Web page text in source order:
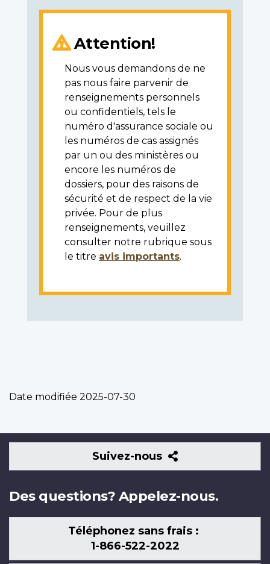
Attention!
Nous vous demandons de ne
pas nous faire parvenir de
renseignements personnels
ou confidentiels, tels le
numéro d'assurance sociale ou
les numéros de cas assignés
par un ou des ministères ou
encore les numéros de
dossiers, pour des raisons de
sécurité et de respect de la vie
privée. Pour de plus
renseignements, veuillez
consulter notre rubrique sous
le titre avis importants.
Date modifiée 2025-07-30
Suivez-nous
Suivez-
nous
Des questions? Appelez-nous.
Téléphonez sans frais :
1-866-522-2022